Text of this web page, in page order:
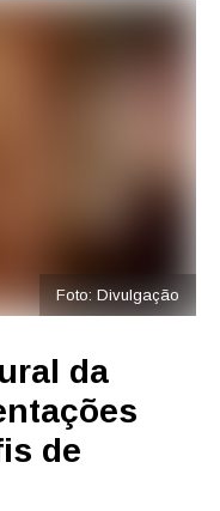
Foto: Divulgação
da
de